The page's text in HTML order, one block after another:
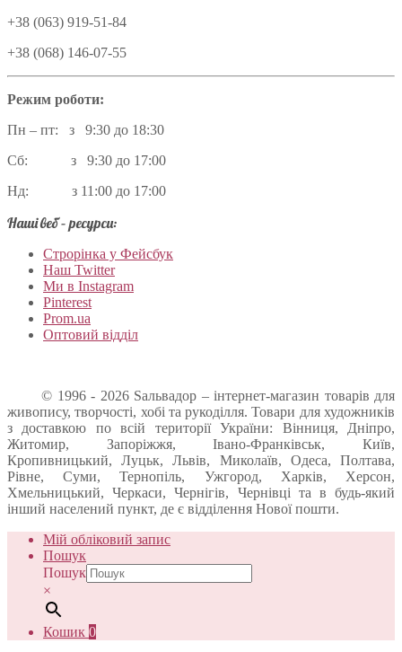
+38 (063) 919-51-84
+38 (068) 146-07-55
Режим роботи:
Пн – пт: з 9:30 до 18:30
Сб: з 9:30 до 17:00
Нд: з 11:00 до 17:00
Наші веб – ресурси:
Строрінка у Фейсбук
Наш Twitter
Ми в Instagram
Pinterest
Prom.ua
Оптовий відділ
© 1996 - 2026 Sальвадор – інтернет-магазин товарів для
живопису, творчості, хобі та рукоділля. Товари для художників
з доставкою по всій території України: Вінниця, Дніпро,
Житомир, Запоріжжя, Івано-Франківськ, Київ,
Кропивницький, Луцьк, Львів, Миколаїв, Одеса, Полтава,
Рівне, Суми, Тернопіль, Ужгород, Харків, Херсон,
Хмельницький, Черкаси, Чернігів, Чернівці та в будь-який
інший населений пункт, де є відділення Нової пошти.
Мій обліковий запис
Пошук
Пошук
×
Кошик 0